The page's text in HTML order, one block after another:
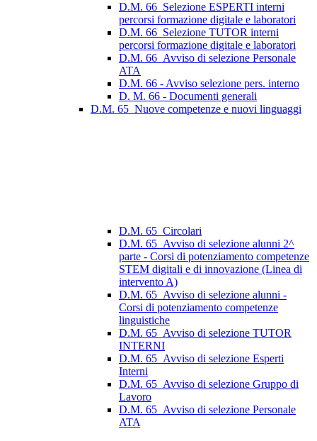
D.M. 66_Selezione ESPERTI interni
percorsi formazione digitale e laboratori
D.M. 66_Selezione TUTOR interni
percorsi formazione digitale e laboratori
D.M. 66_Avviso di selezione Personale
ATA
D.M. 66 - Avviso selezione pers. interno
D. M. 66 - Documenti generali
D.M. 65_Nuove competenze e nuovi linguaggi
D.M. 65_Circolari
D.M. 65_Avviso di selezione alunni 2^
parte - Corsi di potenziamento competenze
STEM digitali e di innovazione (Linea di
intervento A)
D.M. 65_Avviso di selezione alunni -
Corsi di potenziamento competenze
linguistiche
D.M. 65_Avviso di selezione TUTOR
INTERNI
D.M. 65_Avviso di selezione Esperti
Interni
D.M. 65_Avviso di selezione Gruppo di
Lavoro
D.M. 65_Avviso di selezione Personale
ATA